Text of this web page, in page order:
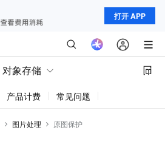
打开 APP
对象存储
产品计费 常见问题
图片处理 原图保护